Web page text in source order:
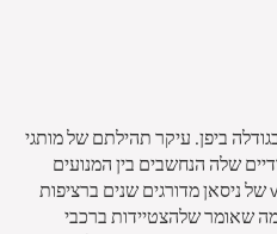
ביפן. עיקר תהילתם של מותגי
שלה הנחשבים בין המנועים
הטובים בעולם. למעשה מנועי ה- v6 של ניסאן מדורגים שנים ברציפות
שאומר שלהצטיידות ברכבי